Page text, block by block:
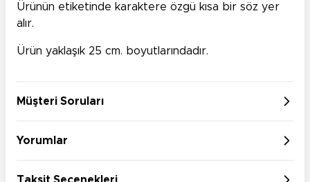
Ürünün etiketinde karaktere özgü kısa bir söz yer
alır.
Ürün yaklaşık 25 cm. boyutlarındadır.
Müşteri Soruları
Yorumlar
Taksit Seçenekleri